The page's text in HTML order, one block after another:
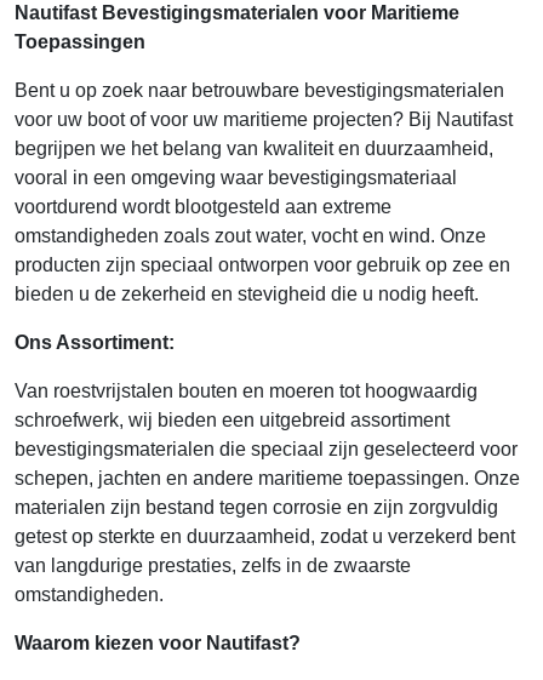
Nautifast Bevestigingsmaterialen voor Maritieme
Toepassingen
Bent u op zoek naar betrouwbare bevestigingsmaterialen
voor uw boot of voor uw maritieme projecten? Bij Nautifast
begrijpen we het belang van kwaliteit en duurzaamheid,
vooral in een omgeving waar bevestigingsmateriaal
voortdurend wordt blootgesteld aan extreme
omstandigheden zoals zout water, vocht en wind. Onze
producten zijn speciaal ontworpen voor gebruik op zee en
bieden u de zekerheid en stevigheid die u nodig heeft.
Ons Assortiment:
Van roestvrijstalen bouten en moeren tot hoogwaardig
schroefwerk, wij bieden een uitgebreid assortiment
bevestigingsmaterialen die speciaal zijn geselecteerd voor
schepen, jachten en andere maritieme toepassingen. Onze
materialen zijn bestand tegen corrosie en zijn zorgvuldig
getest op sterkte en duurzaamheid, zodat u verzekerd bent
van langdurige prestaties, zelfs in de zwaarste
omstandigheden.
Waarom kiezen voor Nautifast?